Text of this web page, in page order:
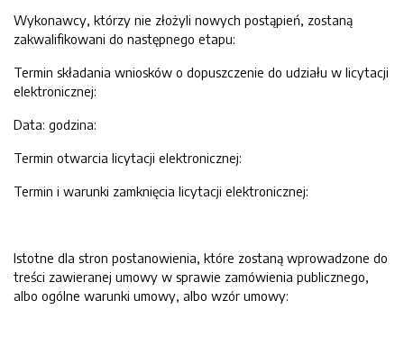
Wykonawcy, którzy nie złożyli nowych postąpień, zostaną
zakwalifikowani do następnego etapu:
Termin składania wniosków o dopuszczenie do udziału w licytacji
elektronicznej:
Data: godzina:
Termin otwarcia licytacji elektronicznej:
Termin i warunki zamknięcia licytacji elektronicznej:
Istotne dla stron postanowienia, które zostaną wprowadzone do
treści zawieranej umowy w sprawie zamówienia publicznego,
albo ogólne warunki umowy, albo wzór umowy: